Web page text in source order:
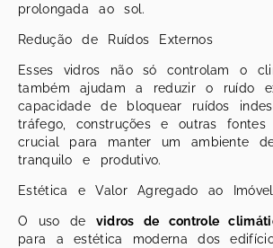
prolongada ao sol.
Redução de Ruídos Externos
Esses vidros não só controlam o
também ajudam a reduzir o ruído
capacidade de bloquear ruídos
tráfego, construções e outras fontes
crucial para manter um ambiente
tranquilo e produtivo.
Estética e Valor Agregado ao Imóvel
O uso de vidros de controle
para a estética moderna dos